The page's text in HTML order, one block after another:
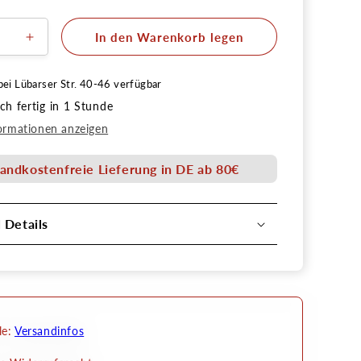
Erhöhe
die
Menge
Face
&amp;
Schminke
4ml
Color
In den Warenkorb legen
Lübarser Str. 40-46 verfügbar
fertig in 1 Stunde
anzeigen
Lieferung in DE ab 80€
Versandinfos